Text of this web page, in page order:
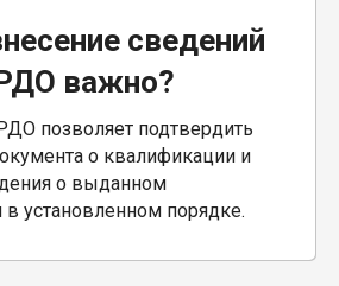
сведений
важно?
позволяет подтвердить
о квалификации и
о выданном
в установленном порядке.